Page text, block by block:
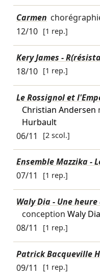
Carmen
12/10 [1 rep.]
Kery James -
18/10 [1 rep.]
Le Rossignol et
Christian Andersen
Hurbault
06/11
[2 scol.]
Ensemble Mazzika -
07/11
[1 rep.]
Waly Dia - Une
conception Waly Dia
08/11
[1 rep.]
Patrick Bacqueville
09/11
[1 rep.]